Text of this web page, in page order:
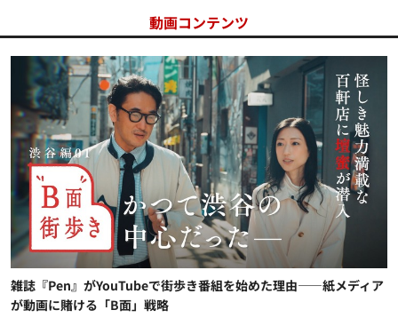
動画コンテンツ
雑誌『Pen』がYouTubeで街歩き番組を始めた理由——紙メディア
が動画に賭ける「B面」戦略